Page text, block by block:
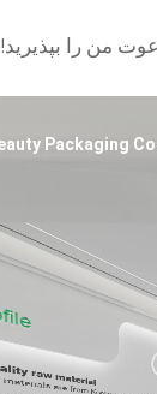
من را بپذیرید!